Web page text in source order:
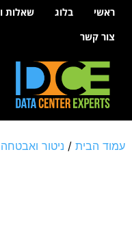
לתוכןראשי בלוג שאלות
צור קשר
עמוד הבית / ניטור ואבטחה